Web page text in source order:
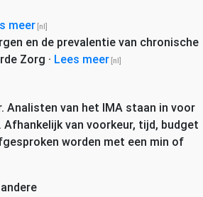
meer
en de prevalentie van chronische
Zorg · Lees meer
Analisten van het IMA staan in voor
van voorkeur, tijd, budget
worden met een min of